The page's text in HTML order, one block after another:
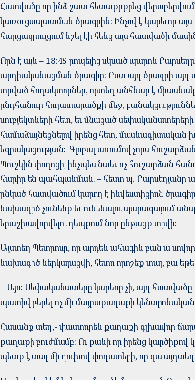
Հատվածը որ ինձ շատ հետաքրքրեց
կառօւցապատման ծրագրին: Ինչով է կարեւոր
հարցազրույցում նշել էի հենց այս հատվածի
Որն է այն – 18:45 րոպեյից սկսած պարոն
արդիականացման ծրագիր: Ըստ այդ ծրագրի այդ
տրված հողակտորներ, որտեղ անհնար է
ընդհանուր հողատարածքի մեջ,
սուբյեկտների հետ, եւ մնացած
համաձայնեցնելով իրենց հետ, մասնագիտական
եզրակացության: Գլոբալ առումով չորս
Պուշկին փողոցի, ինչպես նաեւ ոչ հուշարձան
հարիր են պահպանման. – հետո պ. Բարսեղյանը
ընկած հատվածում կարող է ինվեստիցիոն ծրագիր
նախագիծ չունենք եւ ունենալու պարագայում
երաշխավորվելու դեպքում նոր ընթացք տրվի:
Այստեղ Պետրոսը, որ արդեն ահագին բան ա
նախագիծ ներկայացվի, հետո որոշեք տալ, բա եթե
– Այո: Սեփականատերը կարեոր չի, այդ հատվածը
պատիվ բերել ոչ մի մայրաքաղաքի
Հասանք տեղ,- փաստորեն քաղաքի գլխավոր
քաղաքի բուժմամբ: Ու քանի որ իրենց կարծիքով
պետք է տալ մի դուխով փողատերի, որ գա այդտեղ